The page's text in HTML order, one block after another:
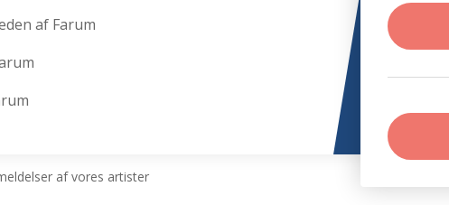
af Farum
af vores artister